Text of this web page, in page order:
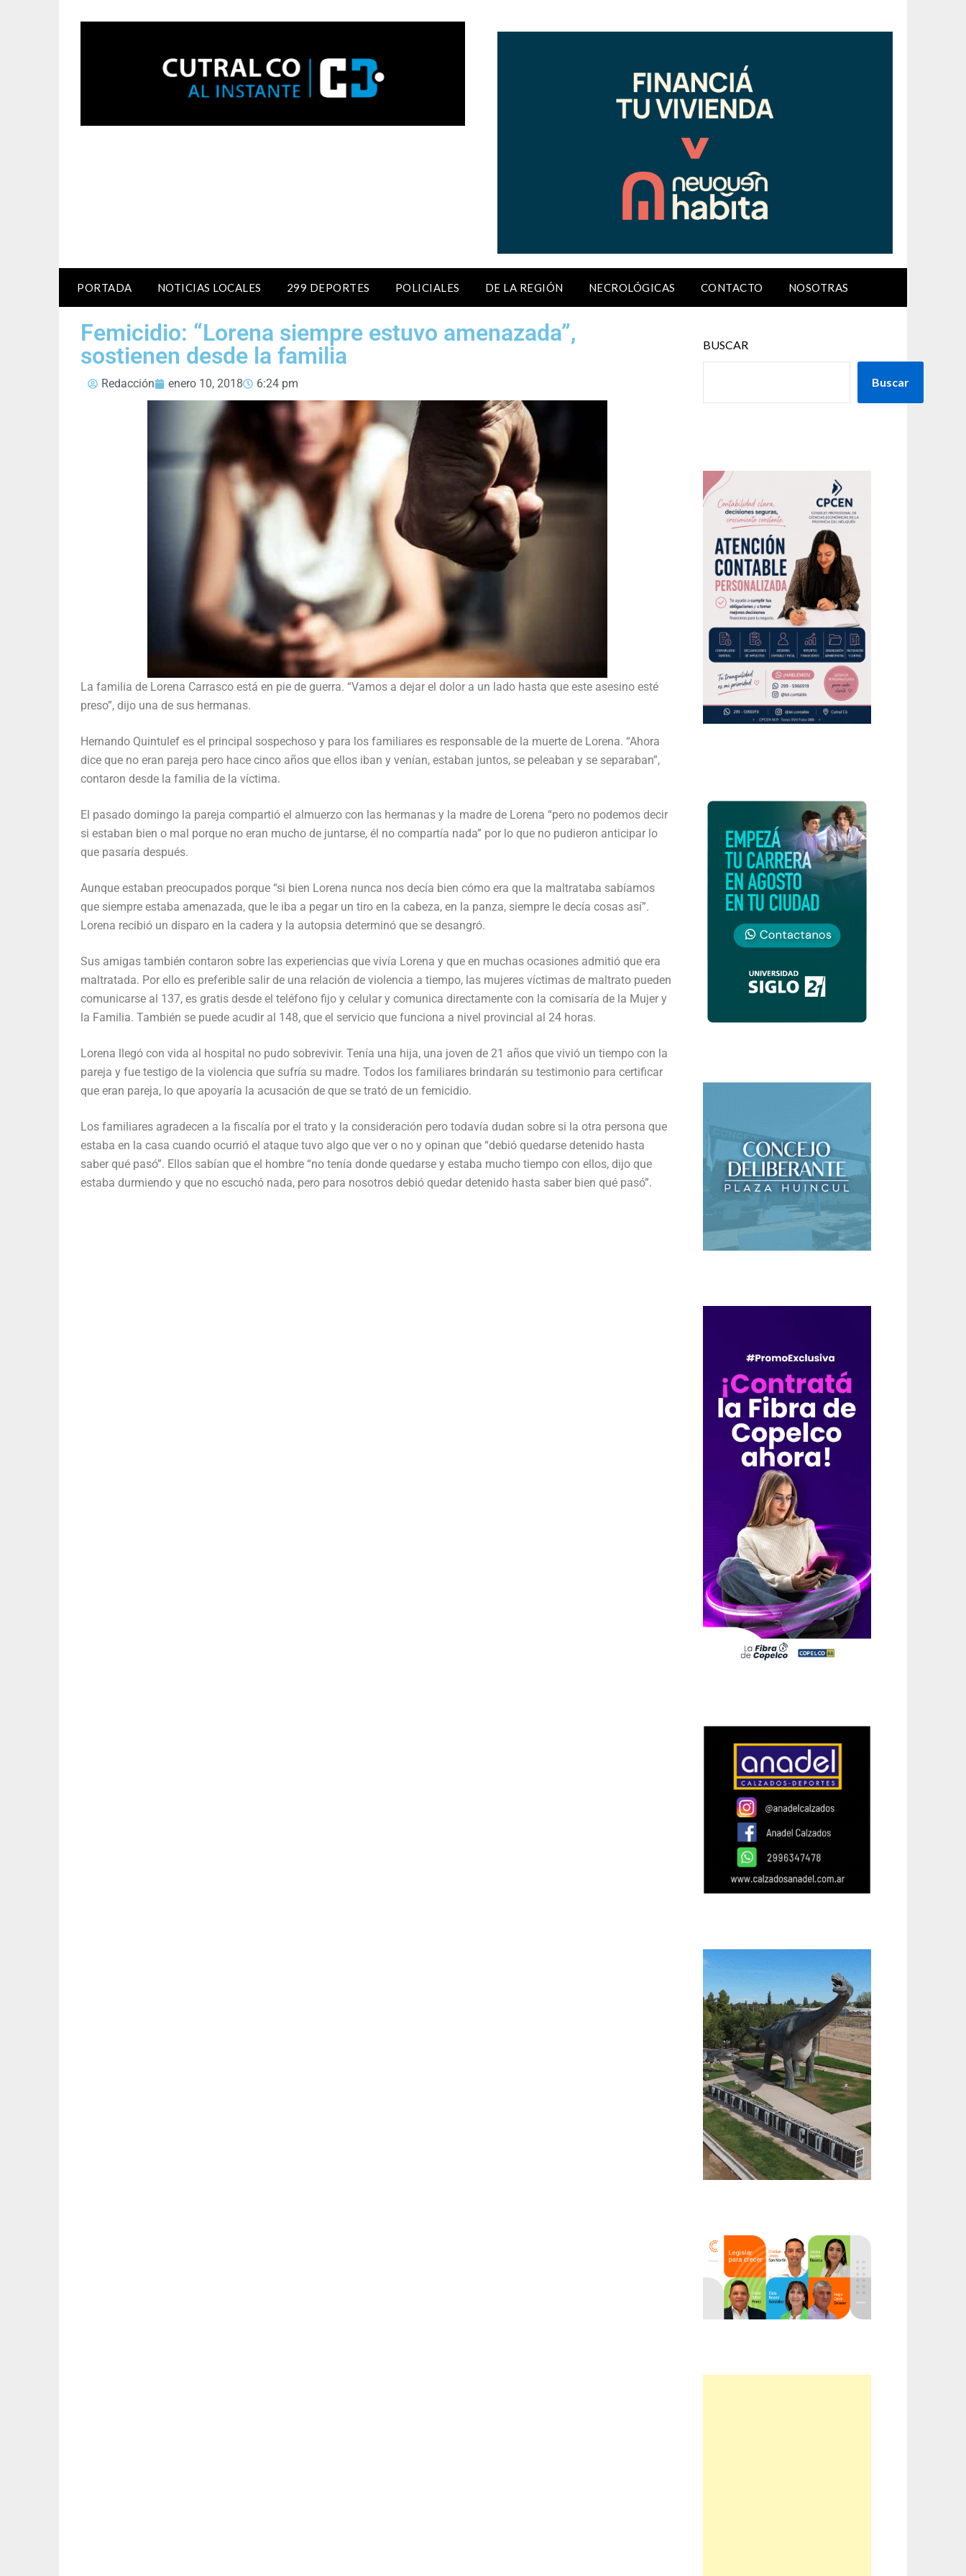
PORTADA NOTICIAS LOCALES 299 DEPORTES POLICIALES DE LA REGIÓN NECROLÓGICAS CONTACTO NOSOTRAS
Femicidio: “Lorena siempre estuvo amenazada”,
sostienen desde la familia
Redacción enero 10, 2018 6:24 pm
La familia de Lorena Carrasco está en pie de guerra. “Vamos a dejar el dolor a un lado hasta que este asesino esté
preso”, dijo una de sus hermanas.
Hernando Quintulef es el principal sospechoso y para los familiares es responsable de la muerte de Lorena. “Ahora
dice que no eran pareja pero hace cinco años que ellos iban y venían, estaban juntos, se peleaban y se separaban”,
contaron desde la familia de la víctima.
El pasado domingo la pareja compartió el almuerzo con las hermanas y la madre de Lorena “pero no podemos decir
si estaban bien o mal porque no eran mucho de juntarse, él no compartía nada” por lo que no pudieron anticipar lo
que pasaría después.
Aunque estaban preocupados porque “si bien Lorena nunca nos decía bien cómo era que la maltrataba sabíamos
que siempre estaba amenazada, que le iba a pegar un tiro en la cabeza, en la panza, siempre le decía cosas así”.
Lorena recibió un disparo en la cadera y la autopsia determinó que se desangró.
Sus amigas también contaron sobre las experiencias que vivía Lorena y que en muchas ocasiones admitió que era
maltratada. Por ello es preferible salir de una relación de violencia a tiempo, las mujeres víctimas de maltrato pueden
comunicarse al 137, es gratis desde el teléfono fijo y celular y comunica directamente con la comisaría de la Mujer y
la Familia. También se puede acudir al 148, que el servicio que funciona a nivel provincial al 24 horas.
Lorena llegó con vida al hospital no pudo sobrevivir. Tenía una hija, una joven de 21 años que vivió un tiempo con la
pareja y fue testigo de la violencia que sufría su madre. Todos los familiares brindarán su testimonio para certificar
que eran pareja, lo que apoyaría la acusación de que se trató de un femicidio.
Los familiares agradecen a la fiscalía por el trato y la consideración pero todavía dudan sobre si la otra persona que
estaba en la casa cuando ocurrió el ataque tuvo algo que ver o no y opinan que “debió quedarse detenido hasta
saber qué pasó”. Ellos sabían que el hombre “no tenía donde quedarse y estaba mucho tiempo con ellos, dijo que
estaba durmiendo y que no escuchó nada, pero para nosotros debió quedar detenido hasta saber bien qué pasó”.
BUSCAR
Buscar